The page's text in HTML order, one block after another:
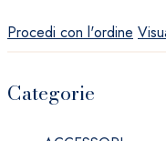
Procedi con l'ordine
Categorie